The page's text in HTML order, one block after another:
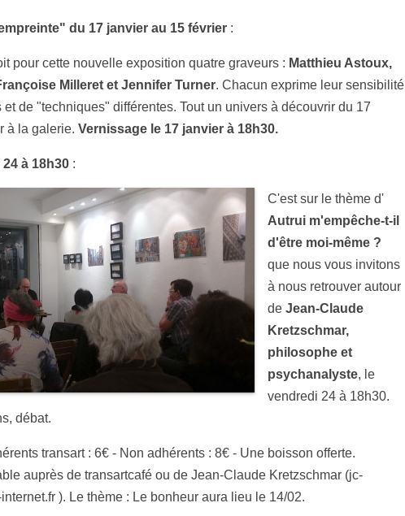
du 17 janvier au 15 février :
pour cette nouvelle exposition quatre graveurs : Matthieu Astoux,
Milleret et Jennifer Turner. Chacun exprime leur sensibilité
et de "techniques" différentes. Tout un univers à découvrir du 17
à la galerie.Vernissage le 17 janvier à 18h30.
à 18h30 :
C'est sur le thème d'
Autrui m'empêche-t-il
d'être moi-même ?
que nous vous invitons
à nous retrouver autour
deJean-Claude
Kretzschmar,
philosophe et
psychanalyste, le
vendredi 24 à 18h30.
débat.
transart : 6€ - Non adhérents : 8€ - Une boisson offerte.
auprès de transartcafé ou de Jean-Claude Kretzschmar (jc-
). Le thème : Le bonheur aura lieu le 14/02.